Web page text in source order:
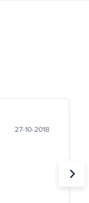
27-10-2018